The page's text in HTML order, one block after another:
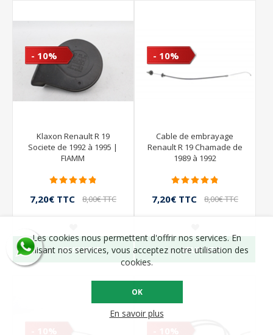
- 10%
Klaxon Renault R 19
Societe de 1992 à 1995 |
FIAMM
7,20€ TTC 8,00€ TTC
VEUX VOIR
- 10%
Cable de embrayage
Renault R 19 Chamade de
1989 à 1992
7,20€ TTC 8,00€ TTC
VEUX VOIR
Les cookies nous permettent d'offrir nos services. En
utilisant nos services, vous acceptez notre utilisation des
cookies.
OK
En savoir plus